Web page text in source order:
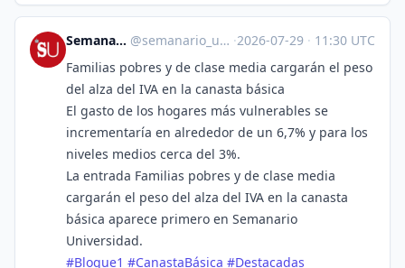
Semanario Universidad @semanario_universidad@bots.fedi.cr ·2026-07-29 · 11:30 UTC
Familias pobres y de clase media cargarán el peso
del alza del IVA en la canasta básica
El gasto de los hogares más vulnerables se
incrementaría en alrededor de un 6,7% y para los
niveles medios cerca del 3%.
La entrada Familias pobres y de clase media
cargarán el peso del alza del IVA en la canasta
básica aparece primero en Semanario
Universidad.
#Bloque1 #CanastaBásica #Destacadas